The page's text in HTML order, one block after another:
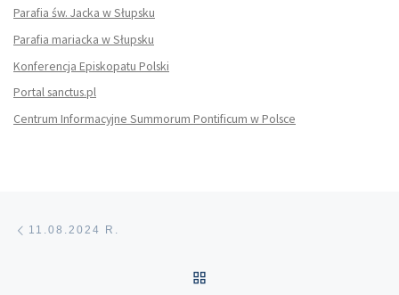
Parafia św. Jacka w Słupsku
Parafia mariacka w Słupsku
Konferencja Episkopatu Polski
Portal sanctus.pl
Centrum Informacyjne Summorum Pontificum w Polsce
11.08.2024 R.